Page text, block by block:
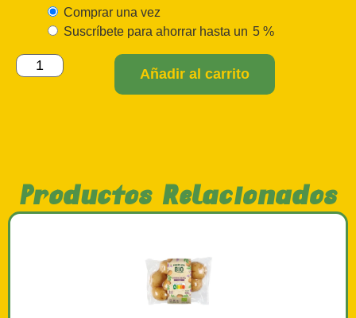
Comprar una vez
Suscríbete para ahorrar hasta un 5 %
Añadir al carrito
Productos Relacionados